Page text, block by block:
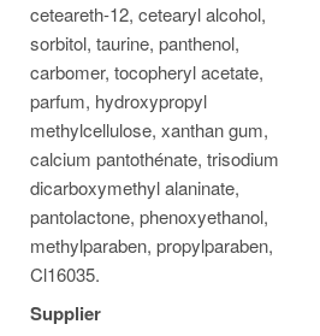
ceteareth-12, cetearyl alcohol,
sorbitol, taurine, panthenol,
carbomer, tocopheryl acetate,
parfum, hydroxypropyl
methylcellulose, xanthan gum,
calcium pantothénate, trisodium
dicarboxymethyl alaninate,
pantolactone, phenoxyethanol,
methylparaben, propylparaben,
Cl16035.
Supplier